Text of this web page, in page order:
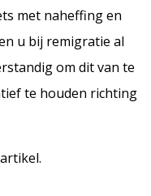
met naheffing en
u bij remigratie al
om dit van te
te houden richting